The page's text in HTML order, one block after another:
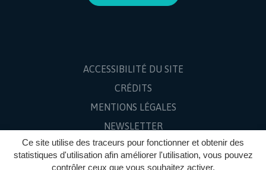
Ce site utilise des traceurs pour fonctionner et obtenir des
statistiques d'utilisation afin améliorer l'utilisation, vous pouvez
contrôler ceux que vous souhaitez activer.
ACCESSIBILITÉ DU SITE
CRÉDITS
MENTIONS LÉGALES
NEWSLETTER
PLAN DU SITE